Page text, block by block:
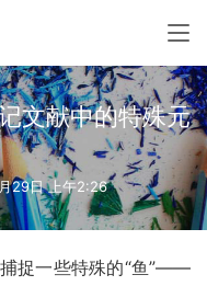
文献中的特殊元
29日 上午2:26
捉一些特殊的“鱼”——